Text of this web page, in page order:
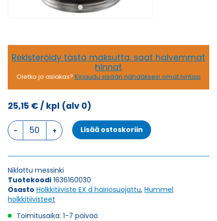
Rekisteröidy tästä maksutta, saat halvemmat
hinnat
Oletko jo asiakas? Kirjaudu sisään nähdäksesi omat hintasi
25,15 €/ kpl (alv 0)
HSK-
M-
D-
M
16
x
1,5
HOLKKITIIVISTE
Lisää ostoskoriin
Niklattu messinki
Tuotekoodi 1636160030
Osasto Holkkitiiviste EX d häiriösuojattu, Hummel
holkkitiivisteet
Toimitusaika: 1-7 päivää